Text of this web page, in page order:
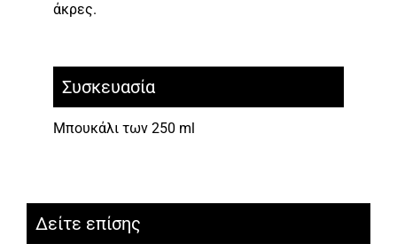
άκρες.
Συσκευασία
Μπουκάλι των 250 ml
Δείτε επίσης